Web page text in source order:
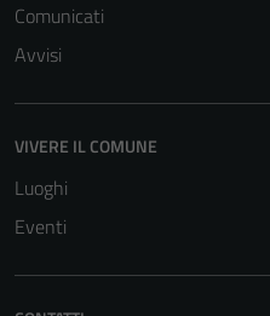
Comunicati
Avvisi
VIVERE IL COMUNE
Luoghi
Eventi